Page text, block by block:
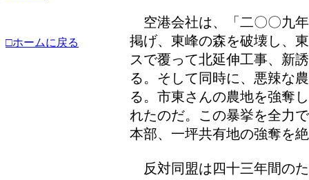
□ホームに戻る
空港会社は、「二〇〇九
掲げ、東峰の森を破壊し、
スで覆って北延伸工事、新
る。そして同時に、悪辣な
る。市東さんの農地を強奪
れたのだ。この暴挙を全力
本部、一坪共有地の強奪を
反対同盟は四十三年間の